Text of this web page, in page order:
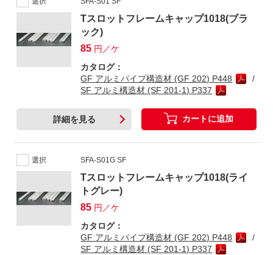
Tスロットフレームキャップ1018(ブラ
ック)
85 円／ケ
カタログ：
GF アルミパイプ構造材 (GF 202) P448
SF アルミ構造材 (SF 201-1) P337
詳細を見る カートに追加
選択 SFA-S01G SF
Tスロットフレームキャップ1018(ライ
トグレー)
85 円／ケ
カタログ：
GF アルミパイプ構造材 (GF 202) P448
SF アルミ構造材 (SF 201-1) P337